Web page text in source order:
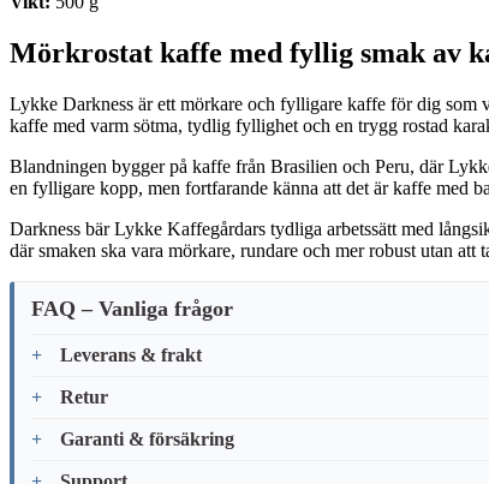
Mörkrostat kaffe med fyllig smak av
Lykke Darkness är ett mörkare och fylligare kaffe för dig som
kaffe med varm sötma, tydlig fyllighet och en trygg rostad
Blandningen bygger på kaffe från Brasilien och Peru, där
en fylligare kopp, men fortfarande känna att det är kaffe med
Darkness bär Lykke Kaffegårdars tydliga arbetssätt med
där smaken ska vara mörkare, rundare och mer robust utan att
FAQ – Vanliga frågor
Leverans & frakt
Retur
Garanti & försäkring